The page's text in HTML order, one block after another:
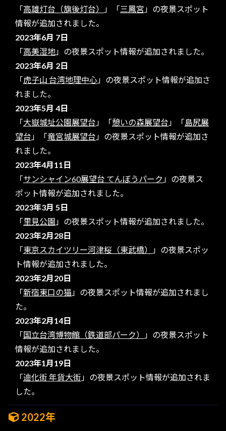
「高雄灯台（旗後灯台） 」「三鳳宮 」の夜景スポット
情報が追加されました。
2023年6月 7日
「高美湿地」の夜景スポット情報が追加されました。
2023年6月 2日
「虎子山 台湾地理中心」の夜景スポット情報が追加さ
れました。
2023年5月 4日
「大嶽城址公園展望台 」「憩いの森展望台 」「島尻展
望台 」「竜宮城展望台 」の夜景スポット情報が追加さ
れました。
2023年4月11日
「サンシャイン60展望台 てんぼうパーク 」の夜景ス
ポット情報が追加されました。
2023年3月 5日
「里見公園 」の夜景スポット情報が追加されました。
2023年2月28日
「東京スカイツリー河津桜（東武橋）
」の夜景スポッ
ト情報が追加されました。
2023年2月20日
「新宿東口の猫」の夜景スポット情報が追加されまし
た。
2023年2月14日
「国立台湾博物館（鉄道部パーク）
」の夜景スポット
情報が追加されました。
2023年1月19日
「迪化街 年貨大街 」の夜景スポット情報が追加されま
した。
2022年